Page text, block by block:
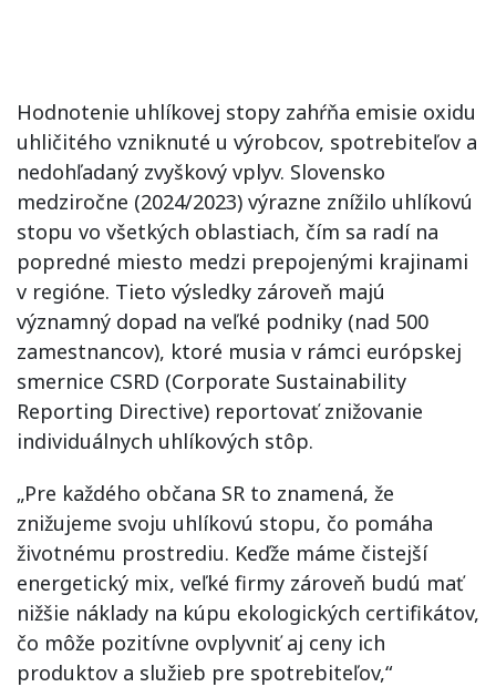
Hodnotenie uhlíkovej stopy zahŕňa emisie oxidu
uhličitého vzniknuté u výrobcov, spotrebiteľov a
nedohľadaný zvyškový vplyv. Slovensko
medziročne (2024/2023) výrazne znížilo uhlíkovú
stopu vo všetkých oblastiach, čím sa radí na
popredné miesto medzi prepojenými krajinami
v regióne. Tieto výsledky zároveň majú
významný dopad na veľké podniky (nad 500
zamestnancov), ktoré musia v rámci európskej
smernice CSRD (Corporate Sustainability
Reporting Directive) reportovať znižovanie
individuálnych uhlíkových stôp.
„Pre každého občana SR to znamená, že
znižujeme svoju uhlíkovú stopu, čo pomáha
životnému prostrediu. Keďže máme čistejší
energetický mix, veľké firmy zároveň budú mať
nižšie náklady na kúpu ekologických certifikátov,
čo môže pozitívne ovplyvniť aj ceny ich
produktov a služieb pre spotrebiteľov,“